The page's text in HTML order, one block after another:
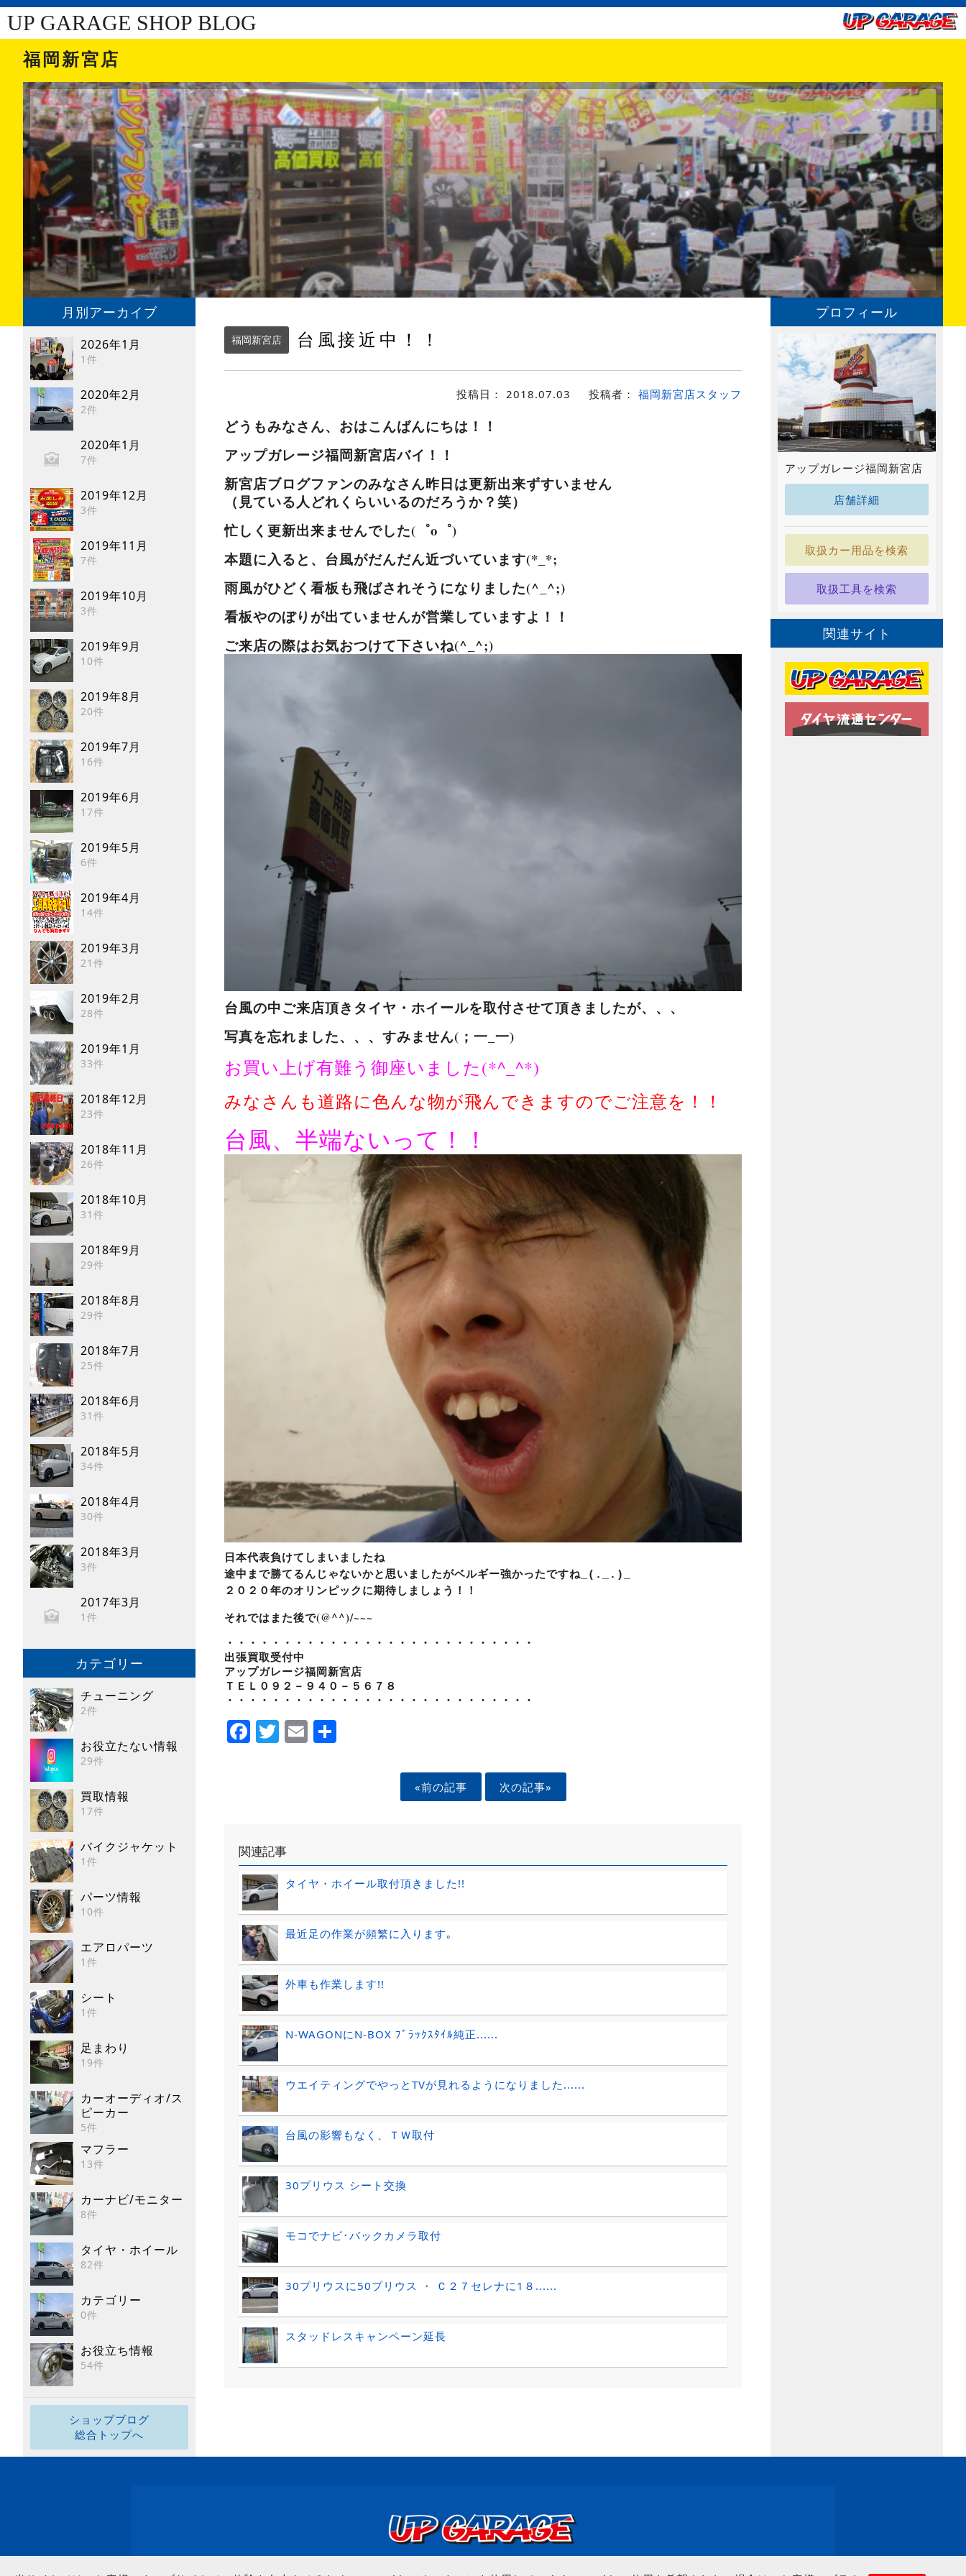
UP GARAGE SHOP BLOG
福岡新宮店
月別アーカイブ
2026年1月
1件
2020年2月
2件
2020年1月
7件
2019年12月
3件
2019年11月
7件
2019年10月
3件
2019年9月
10件
2019年8月
20件
2019年7月
16件
2019年6月
17件
2019年5月
6件
2019年4月
14件
2019年3月
21件
2019年2月
28件
2019年1月
33件
2018年12月
23件
2018年11月
26件
2018年10月
31件
2018年9月
29件
2018年8月
29件
2018年7月
25件
2018年6月
31件
2018年5月
34件
2018年4月
30件
2018年3月
3件
2017年3月
1件
カテゴリー
チューニング
2件
お役立たない情報
29件
買取情報
17件
バイクジャケット
1件
パーツ情報
10件
エアロパーツ
1件
シート
1件
足まわり
19件
カーオーディオ/ス
ピーカー
5件
マフラー
13件
カーナビ/モニター
8件
タイヤ・ホイール
82件
カテゴリー
0件
お役立ち情報
54件
ショップブログ
総合トップへ
福岡新宮店 台風接近中！！
投稿日： 2018.07.03 投稿者： 福岡新宮店スタッフ
どうもみなさん、おはこんばんにちは！！
アップガレージ福岡新宮店バイ！！
新宮店ブログファンのみなさん昨日は更新出来ずすいません
（見ている人どれくらいいるのだろうか？笑）
忙しく更新出来ませんでした(゜o゜)
本題に入ると、台風がだんだん近づいています(*_*;
雨風がひどく看板も飛ばされそうになりました(^_^;)
看板やのぼりが出ていませんが営業していますよ！！
ご来店の際はお気おつけて下さいね(^_^;)
台風の中ご来店頂きタイヤ・ホイールを取付させて頂きましたが、、、
写真を忘れました、、、すみません(；一_一)
お買い上げ有難う御座いました(*^_^*)
みなさんも道路に色んな物が飛んできますのでご注意を！！
台風、半端ないって！！
日本代表負けてしまいましたね
途中まで勝てるんじゃないかと思いましたがベルギー強かったですね_(._.)_
２０２０年のオリンピックに期待しましょう！！
それではまた後で(@^^)/~~~
・・・・・・・・・・・・・・・・・・・・・・・・・・・
出張買取受付中
アップガレージ福岡新宮店
ＴＥＬ０９２－９４０－５６７８
・・・・・・・・・・・・・・・・・・・・・・・・・・・
Facebook
Twitter
Email
«前の記事 次の記事»
関連記事
タイヤ・ホイール取付頂きました!!
最近足の作業が頻繁に入ります｡
外車も作業します!!
N-WAGONにN-BOX ﾌﾞﾗｯｸｽﾀｲﾙ純正......
ウエイティングでやっとTVが見れるようになりました......
台風の影響もなく、ＴＷ取付
30プリウス シート交換
モコでナビ･バックカメラ取付
30プリウスに50プリウス ・ Ｃ２７セレナに1８......
スタッドレスキャンペーン延長
プロフィール
アップガレージ福岡新宮店
店舗詳細
取扱カー用品を検索
取扱工具を検索
関連サイト